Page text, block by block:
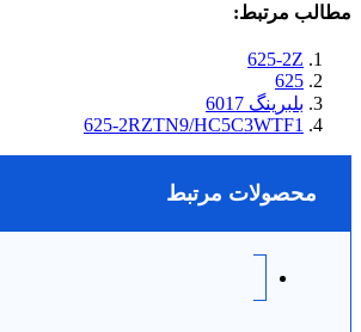
مطالب مرتبط:
625-2Z
625
بلبرینگ 6017
625-2RZTN9/HC5C3WTF1
محصولات مرتبط